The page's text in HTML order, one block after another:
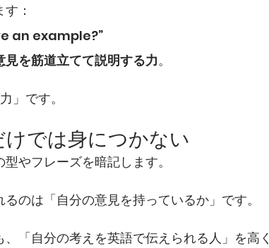
：
an example?”
を筋道立てて説明する力。
」です。
けでは身につかない
やフレーズを暗記します。
のは「自分の意見を持っているか」です。
「自分の考えを英語で伝えられる人」を高く